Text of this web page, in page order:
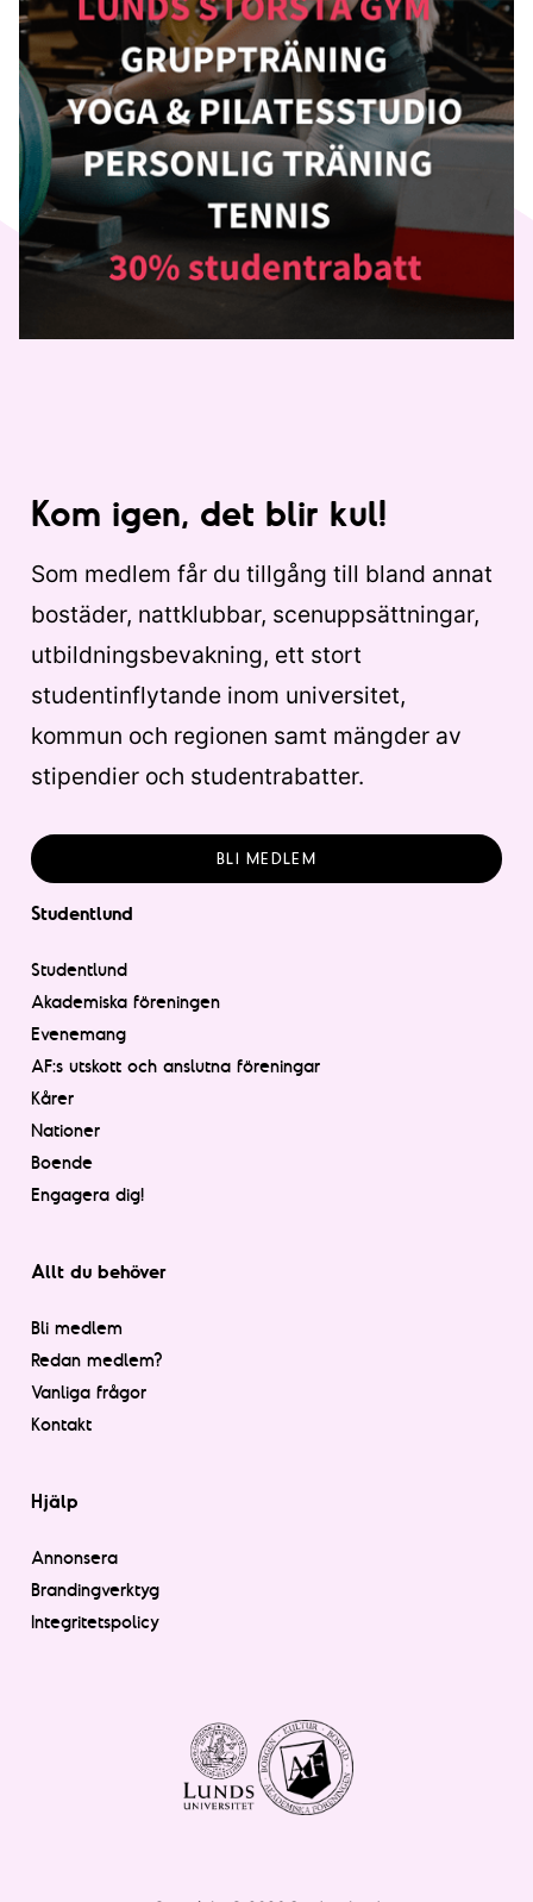
Kom igen, det blir kul!
Som medlem får du tillgång till bland annat
bostäder, nattklubbar, scenuppsättningar,
utbildningsbevakning, ett stort
studentinflytande inom universitet,
kommun och regionen samt mängder av
stipendier och studentrabatter.
BLI MEDLEM
Studentlund
Studentlund
Akademiska föreningen
Evenemang
AF:s utskott och anslutna föreningar
Kårer
Nationer
Boende
Engagera dig!
Allt du behöver
Bli medlem
Redan medlem?
Vanliga frågor
Kontakt
Hjälp
Annonsera
Brandingverktyg
Integritetspolicy